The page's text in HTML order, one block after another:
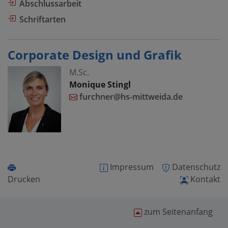
Abschlussarbeit
Schriftarten
Corporate Design und Grafik
M.Sc.
Monique Stingl
furchner@hs-mittweida.de
Drucken
Datenschutz
Impressum
Kontakt
zum Seitenanfang